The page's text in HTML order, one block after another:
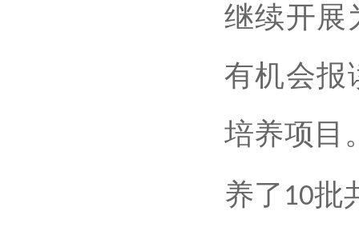
继续开展
有机会报
培养项目
养了 10批